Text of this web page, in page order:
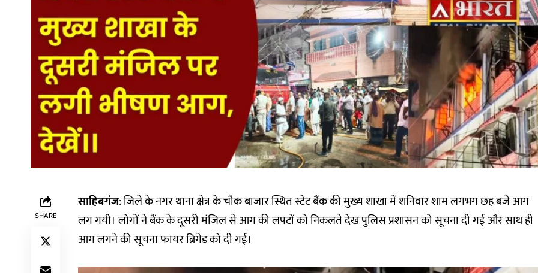
SHARE
साहिबगंज: जिले के नगर थाना क्षेत्र के चौक बाजार स्थित स्टेट बैंक की मुख्य शाखा में शनिवार शाम लगभग छह बजे आग
लग गयी। लोगों ने बैंक के दूसरी मंजिल से आग की लपटों को निकलते देख पुलिस प्रशासन को सूचना दी गई और साथ ही
आग लगने की सूचना फायर ब्रिगेड को दी गई।